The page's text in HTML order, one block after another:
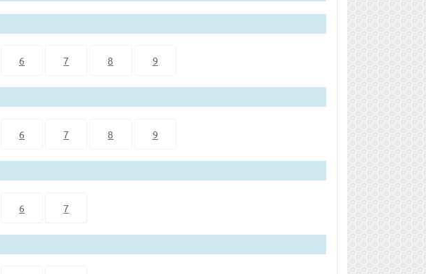
6 7 8 9
6 7 8 9
6 7